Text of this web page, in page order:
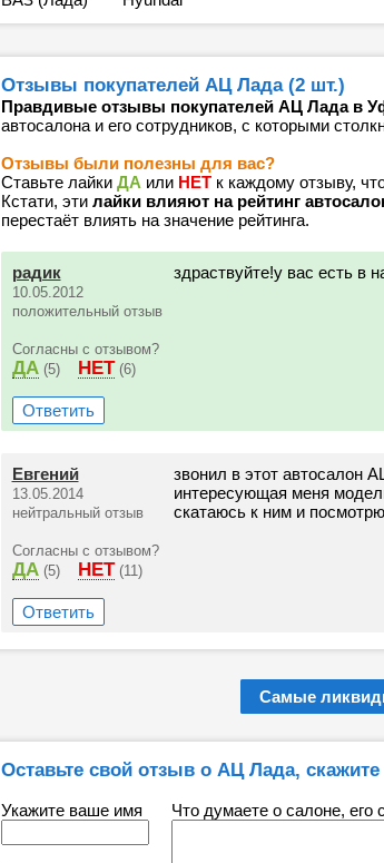
Отзывы покупателей АЦ Лада (2 шт.)
Правдивые отзывы покупателей АЦ Лада в
автосалона и его сотрудников, с которыми
Отзывы были полезны для вас?
Ставьте лайки ДА или НЕТк каждому отзыву,
Кстати, эти лайки влияют на рейтинг
перестаёт влиять на значение рейтинга.
радик
10.05.2012
положительный отзыв
Согласны с отзывом?
ДА (5) НЕТ (6)
здраствуйте!у вас есть в
Ответить
Евгений
13.05.2014
нейтральный отзыв
Согласны с отзывом?
ДА (5) НЕТ (11)
звонил в этот автосалон
интересующая меня
скатаюсь к ним и
Ответить
Самые
Оставьте свой отзыв о АЦ Лада,
Укажите ваше имя Что думаете о салоне, его